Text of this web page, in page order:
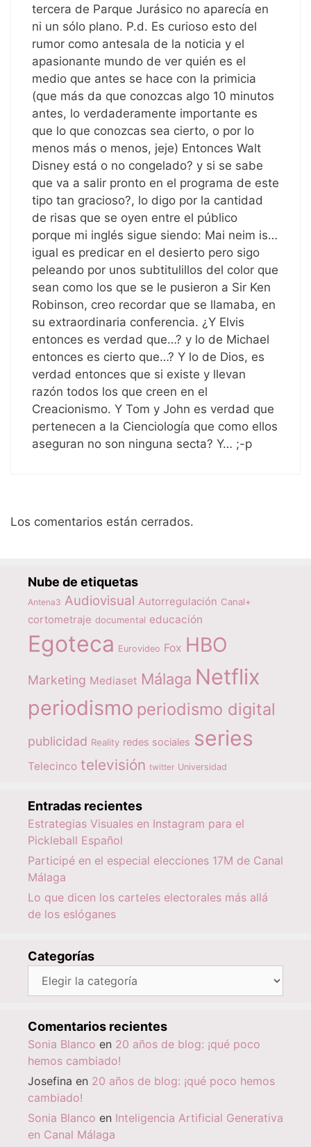
tercera de Parque Jurásico no aparecía en
ni un sólo plano. P.d. Es curioso esto del
rumor como antesala de la noticia y el
apasionante mundo de ver quién es el
medio que antes se hace con la primicia
(que más da que conozcas algo 10 minutos
antes, lo verdaderamente importante es
que lo que conozcas sea cierto, o por lo
menos más o menos, jeje) Entonces Walt
Disney está o no congelado? y si se sabe
que va a salir pronto en el programa de este
tipo tan gracioso?, lo digo por la cantidad
de risas que se oyen entre el público
porque mi inglés sigue siendo: Mai neim is…
igual es predicar en el desierto pero sigo
peleando por unos subtitulillos del color que
sean como los que se le pusieron a Sir Ken
Robinson, creo recordar que se llamaba, en
su extraordinaria conferencia. ¿Y Elvis
entonces es verdad que…? y lo de Michael
entonces es cierto que…? Y lo de Dios, es
verdad entonces que si existe y llevan
razón todos los que creen en el
Creacionismo. Y Tom y John es verdad que
pertenecen a la Cienciología que como ellos
aseguran no son ninguna secta? Y… ;-p
Los comentarios están cerrados.
Nube de etiquetas
Antena3 Audiovisual Autorregulación Canal+
cortometraje documental educación
Egoteca Eurovideo Fox HBO
Marketing Mediaset Málaga Netflix
periodismo periodismo digital
publicidad Reality redes sociales series
Telecinco televisión twitter Universidad
Entradas recientes
Estrategias Visuales en Instagram para el
Pickleball Español
Participé en el especial elecciones 17M de Canal
Málaga
Lo que dicen los carteles electorales más allá
de los eslóganes
Categorías
Categorías
Comentarios recientes
Sonia Blanco en 20 años de blog: ¡qué poco
hemos cambiado!
Josefina en 20 años de blog: ¡qué poco hemos
cambiado!
Sonia Blanco en Inteligencia Artificial Generativa
en Canal Málaga